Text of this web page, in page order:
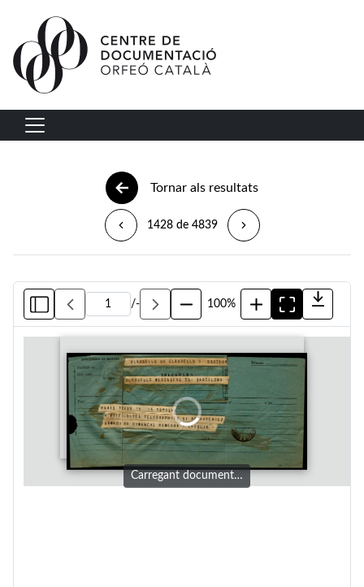
Vés al contingut
Navegació principal
Tornar als resultats
1428 de 4839
/- 100%
Carregant document…